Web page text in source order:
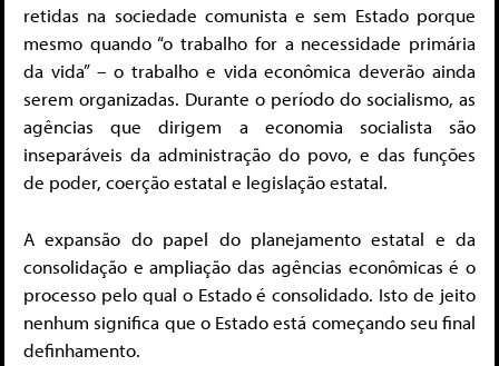
retidas na sociedade comunista e sem Estado porque
mesmo quando “o trabalho for a necessidade primária
da vida” – o trabalho e vida econômica deverão ainda
serem organizadas. Durante o período do socialismo, as
agências que dirigem a economia socialista são
inseparáveis da administração do povo, e das funções
de poder, coerção estatal e legislação estatal.
A expansão do papel do planejamento estatal e da
consolidação e ampliação das agências econômicas é o
processo pelo qual o Estado é consolidado. Isto de jeito
nenhum significa que o Estado está começando seu final
definhamento.